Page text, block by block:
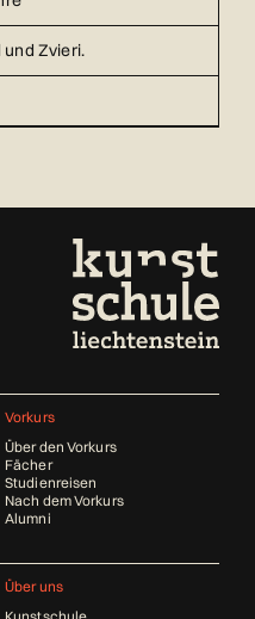
und Zvieri.
Vorkurs
Über den Vorkurs
Fächer
Studienreisen
Nach dem Vorkurs
Alumni
Über uns